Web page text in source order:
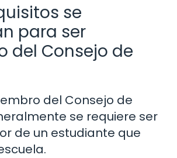
se
para ser
del Consejo de
del Consejo de
se requiere ser
de un estudiante que